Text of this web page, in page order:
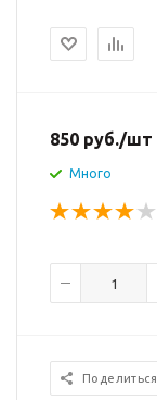
850 руб./шт
Много
Поделиться